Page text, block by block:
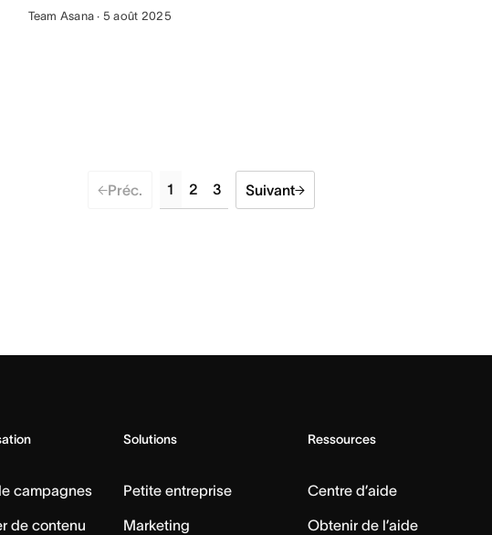
Team Asana · 5 août 2025
Préc. 1 2 3 Suivant
campagnes
de contenu
Solutions
Petite entreprise
Marketing
Ressources
Centre d’aide
Obtenir de l’aide